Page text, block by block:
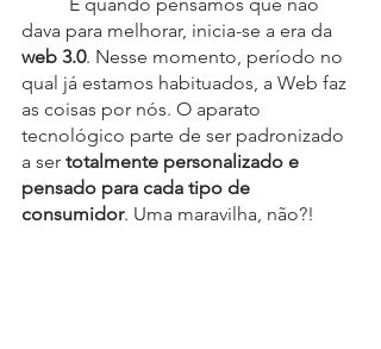
dava para melhorar, inicia-se a era da
web 3.0. Nesse momento, período no
qual já estamos habituados, a Web faz
as coisas por nós. O aparato
tecnológico parte de ser padronizado
a ser totalmente personalizado e
pensado para cada tipo de
consumidor. Uma maravilha, não?!